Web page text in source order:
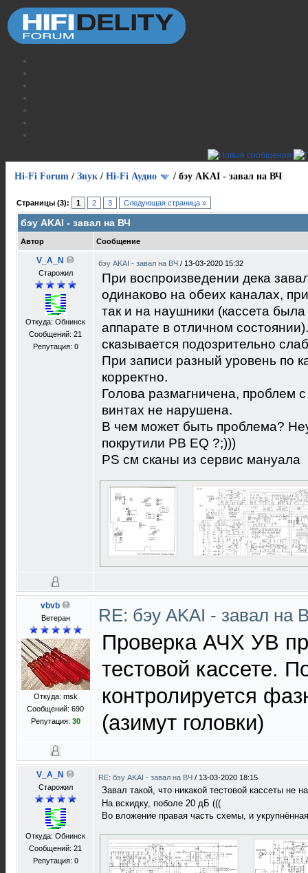
Hi-Fi Forum / Звук / Hi-Fi Аудио / бэу AKAI - завал на ВЧ
Страницы (3): 1 2 3 Следующая страница »
бэу AKAI - завал на ВЧ
Автор Сообщение
V_A_N
Старожил
Откуда: Обнинск
Сообщений: 21
Репутация: 0
бэу AKAI - завал на ВЧ / 13-03-2020 15:32
При воспроизведении дека
одинаково на обеих каналах,
так и на наушники (кассета
аппарате в отличном
сказывается подозрительно
При записи разный уровень по
корректно.
Голова размагничена, проблем
винтах не нарушена.
В чем может быть проблема?
покрутили PB EQ ?;)))
PS см сканы из сервис мануала
vbvb
Ветеран
Откуда: msk
Сообщений: 690
Репутация: 30
RE: бэу AKAI - завал на
Проверка АЧХ УВ
тестовой кассете.
контролируется
(азимут головки)
V_A_N
Старожил
Откуда: Обнинск
Сообщений: 21
Репутация: 0
RE: бэу AKAI - завал на ВЧ / 13-03-2020 18:15
Завал такой, что никакой тестовой кассеты не
На вскидку, поболе 20 дБ (((
Во вложение правая часть схемы, и